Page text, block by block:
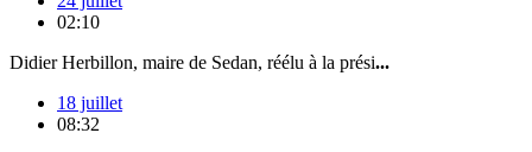
02:10
Didier Herbillon, maire de Sedan, réélu à la prési...
18 juillet
08:32